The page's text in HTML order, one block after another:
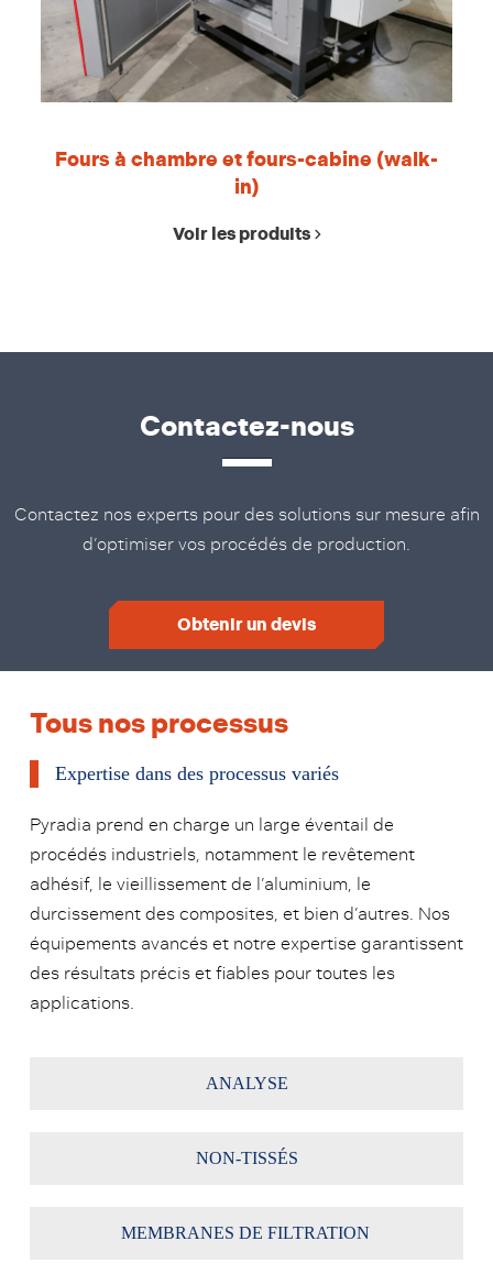
Fours à chambre et fours-cabine (walk-
in)
Voir les produits
Contactez-nous
Contactez nos experts pour des solutions sur mesure afin
d’optimiser vos procédés de production.
Obtenir un devis
Tous nos processus
Expertise dans des processus variés
Pyradia prend en charge un large éventail de
procédés industriels, notamment le revêtement
adhésif, le vieillissement de l’aluminium, le
durcissement des composites, et bien d’autres. Nos
équipements avancés et notre expertise garantissent
des résultats précis et fiables pour toutes les
applications.
ANALYSE
NON-TISSÉS
MEMBRANES DE FILTRATION